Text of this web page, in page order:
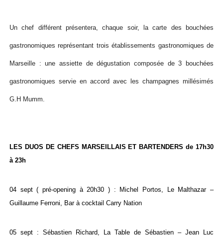
Un chef différent présentera, chaque soir, la carte des bouchées
gastronomiques représentant trois établissements gastronomiques de
Marseille : une assiette de dégustation composée de 3 bouchées
gastronomiques servie en accord avec les champagnes millésimés
G.H Mumm.
LES DUOS DE CHEFS MARSEILLAIS ET BARTENDERS de 17h30
à 23h
04 sept ( pré-opening à 20h30 ) : Michel Portos, Le Malthazar –
Guillaume Ferroni, Bar à cocktail Carry Nation
05 sept : Sébastien Richard, La Table de Sébastien – Jean Luc